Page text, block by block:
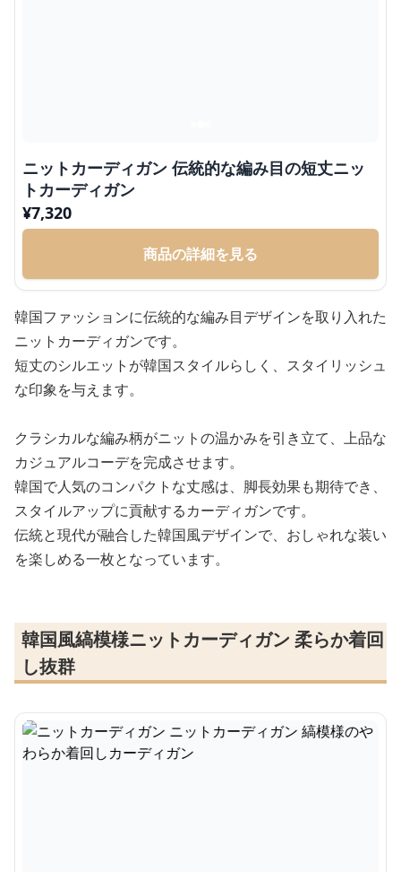
ニットカーディガン 伝統的な編み目の短丈ニッ
トカーディガン
¥7,320
商品の詳細を見る
韓国ファッションに伝統的な編み目デザインを取り入れた
ニットカーディガンです。
短丈のシルエットが韓国スタイルらしく、スタイリッシュ
な印象を与えます。
クラシカルな編み柄がニットの温かみを引き立て、上品な
カジュアルコーデを完成させます。
韓国で人気のコンパクトな丈感は、脚長効果も期待でき、
スタイルアップに貢献するカーディガンです。
伝統と現代が融合した韓国風デザインで、おしゃれな装い
を楽しめる一枚となっています。
韓国風縞模様ニットカーディガン 柔らか着回
し抜群